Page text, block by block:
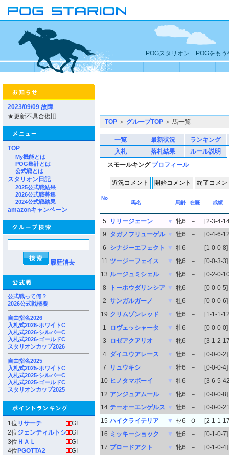
POGスタリオン POGをもう
2023/09/09 故障
★更新不具合復旧
TOP
My機能とは
POG集計とは
公式戦とは
スタリオン日記
2025公式戦結果
2026公式戦募集
2024公式戦結果
amazonキャンペーン
履歴消去
公式戦って何？
2026公式戦概要
自由指名2026
入札式2026-ホワイトC
入札式2026-シルバーC
入札式2026-ゴールドC
スタリオンカップ2026
自由指名2025
入札式2025-ホワイトC
入札式2025-シルバーC
入札式2025-ゴールドC
スタリオンカップ2025
1位 リサーチ
GI
2位ジェンティルトシ
GI
3位 ＨＡＬ
GI
4位 PGOTTA2
GI
TOP ＞ グループTOP ＞ 馬一覧
一覧 最新状況
ランキング
入札
落札結果
ルール説明
スモールキング プロフィール
No
馬名
馬齢 在厩 成績
5 リリージェーン ▼ 牝6 －
[2-3-4-
9
タガノフリューゲル ▼ 牡6 －
[0-4-6-
6
シナジーエフェクト ▼ 牡6 －
[1-0-0-8]
11 ツージーフェイス ▼ 牝6 －
[0-0-3-3]
13 ルージュミシェル ▼ 牝6 －
[0-2-0-
8
トーホウダリンシア ▼ 牝6 －
[0-0-0-5]
2 サンガルガーノ ▼ 牡6 －
[0-0-0-6]
19 クリムゾンレッド ▼ 牡6 －
[1-1-1-
1
ロヴェッシャータ ▼ 牡6 －
[0-0-0-0]
3
ロゼアクアリオ ▼ 牝6 －
[3-1-2-
4
ダイユウアレース ▼ 牡6 －
[0-0-0-2]
7
リュウキシ ▼ 牡6 －
[0-0-0-4]
10 ヒノタマボーイ ▼ 牡6 －
[3-6-5-
12 アンジュアムール ▼ 牝6 －
[0-0-0-8]
14 テーオーエンゲルス ▼ 牡6 －
[0-0-0-
15 ハイクライテリア ▼ セ6 Ｏ
[2-1-1-
16 ミッキーショック ▼ 牡6 －
[0-1-0-7]
17 ブロードアクト ▼ 牝6 －
[0-1-0-4]